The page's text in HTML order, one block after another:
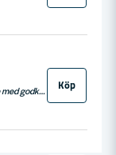
Brytare allpolig PAX Passad. En brytare med godkänt brytavstånd. Är förberedd och godkänd för inbyggnad i alla PAX Passad fläktar. Köp